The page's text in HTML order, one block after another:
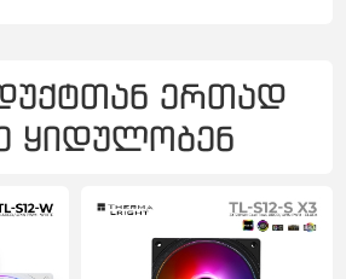
ერთად
ყიდულობენ